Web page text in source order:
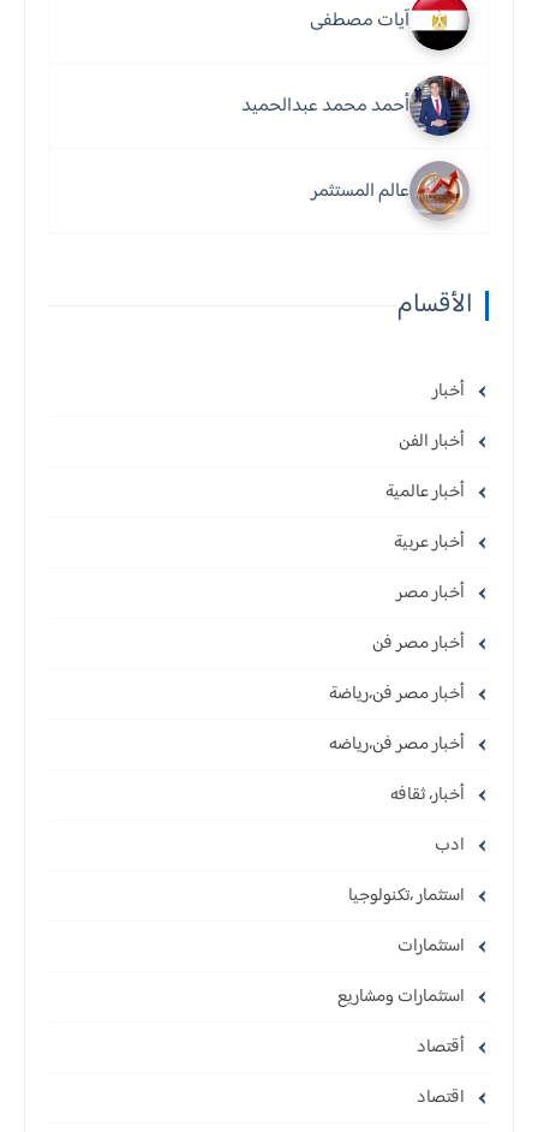
آيات مصطفى
أحمد محمد عبدالحميد
عالم المستثمر
الأقسام
أخبار
أخبار الفن
أخبار عالمية
أخبار عربية
أخبار مصر
أخبار مصر فن
أخبار مصر فن،رياضة
أخبار مصر فن،رياضه
أخبار، ثقافه
ادب
استثمار ،تكنولوجيا
استثمارات
استثمارات ومشاريع
أقتصاد
اقتصاد